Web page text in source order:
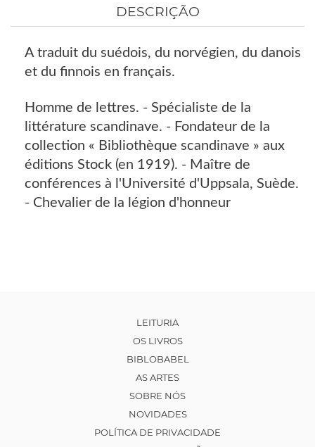
DESCRIÇÃO
A traduit du suédois, du norvégien, du danois
et du finnois en français.
Homme de lettres. - Spécialiste de la
littérature scandinave. - Fondateur de la
collection « Bibliothèque scandinave » aux
éditions Stock (en 1919). - Maître de
conférences à l'Université d'Uppsala, Suède.
- Chevalier de la légion d'honneur
LEITURIA
OS LIVROS
BIBLOBABEL
AS ARTES
SOBRE NÓS
NOVIDADES
POLÍTICA DE PRIVACIDADE